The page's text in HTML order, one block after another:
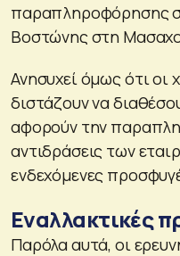
παραπληροφόρησης
Βοστώνης στη
Ανησυχεί όμως ότι οι
διστάζουν να
αφορούν την
αντιδράσεις των
ενδεχόμενες
Εναλλακτικές
Παρόλα αυτά, οι